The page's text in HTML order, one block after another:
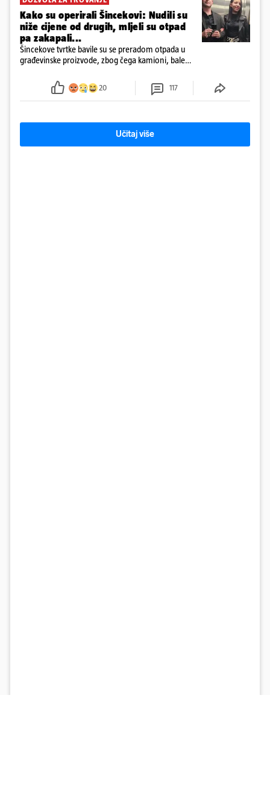
Kako su operirali Šincekovi: Nudili su
niže cijene od drugih, mljeli su otpad
pa zakapali...
Šincekove tvrtke bavile su se preradom otpada u
građevinske proizvode, zbog čega kamioni, bale
20 117
Učitaj više